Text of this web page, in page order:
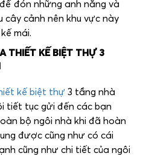
đón những anh nắng và
cảnh nên khu vực này
mái.
THIẾT KẾ BIỆT THỰ 3
kế biệt thự 3 tầng nhà
tiết tục gửi đến các bạn
bộ ngôi nhà khi đã hoàn
được cũng như có cái
cũng như chi tiết của ngôi